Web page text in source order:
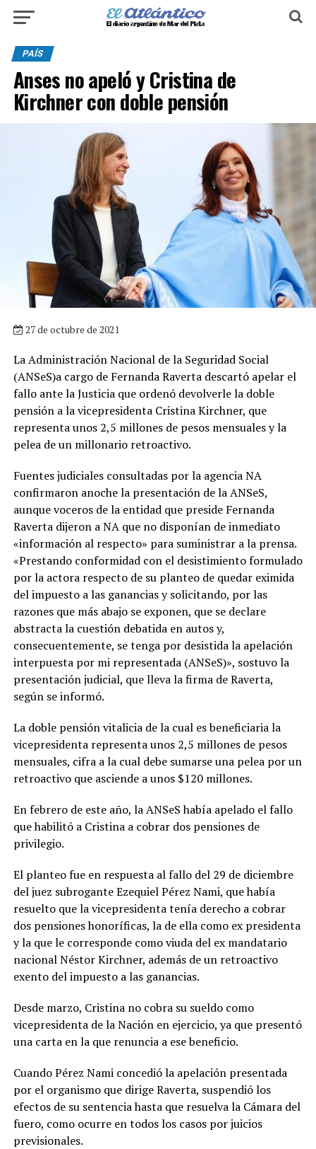
PAÍS
Anses no apeló y Cristina de
Kirchner con doble pensión
27 de octubre de 2021
La Administración Nacional de la Seguridad Social
(ANSeS)a cargo de Fernanda Raverta descartó apelar el
fallo ante la Justicia que ordenó devolverle la doble
pensión a la vicepresidenta Cristina Kirchner, que
representa unos 2,5 millones de pesos mensuales y la
pelea de un millonario retroactivo.
Fuentes judiciales consultadas por la agencia NA
confirmaron anoche la presentación de la ANSeS,
aunque voceros de la entidad que preside Fernanda
Raverta dijeron a NA que no disponían de inmediato
«información al respecto» para suministrar a la prensa.
«Prestando conformidad con el desistimiento formulado
por la actora respecto de su planteo de quedar eximida
del impuesto a las ganancias y solicitando, por las
razones que más abajo se exponen, que se declare
abstracta la cuestión debatida en autos y,
consecuentemente, se tenga por desistida la apelación
interpuesta por mi representada (ANSeS)», sostuvo la
presentación judicial, que lleva la firma de Raverta,
según se informó.
La doble pensión vitalicia de la cual es beneficiaria la
vicepresidenta representa unos 2,5 millones de pesos
mensuales, cifra a la cual debe sumarse una pelea por un
retroactivo que asciende a unos $120 millones.
En febrero de este año, la ANSeS había apelado el fallo
que habilitó a Cristina a cobrar dos pensiones de
privilegio.
El planteo fue en respuesta al fallo del 29 de diciembre
del juez subrogante Ezequiel Pérez Nami, que había
resuelto que la vicepresidenta tenía derecho a cobrar
dos pensiones honoríficas, la de ella como ex presidenta
y la que le corresponde como viuda del ex mandatario
nacional Néstor Kirchner, además de un retroactivo
exento del impuesto a las ganancias.
Desde marzo, Cristina no cobra su sueldo como
vicepresidenta de la Nación en ejercicio, ya que presentó
una carta en la que renuncia a ese beneficio.
Cuando Pérez Nami concedió la apelación presentada
por el organismo que dirige Raverta, suspendió los
efectos de su sentencia hasta que resuelva la Cámara del
fuero, como ocurre en todos los casos por juicios
previsionales.